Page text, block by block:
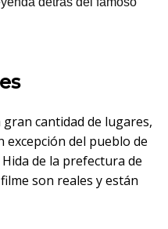
cantidad de lugares,
excepción del pueblo de
de la prefectura de
son reales y están